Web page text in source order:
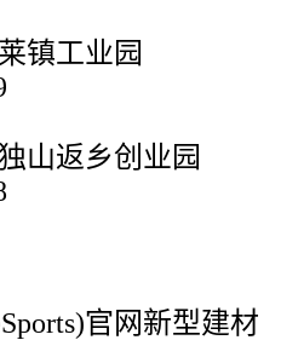
镇工业园
山返乡创业园
官网新型建材